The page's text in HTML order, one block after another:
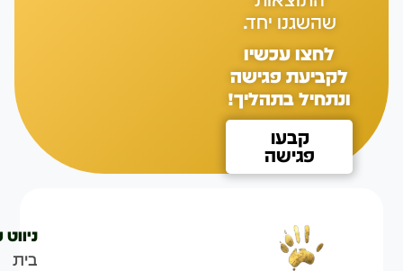
שהשגנו יחד.
לחצו עכשיו
לקביעת פגישה
ונתחיל בתהליך!
קבעו
פגישה
בית